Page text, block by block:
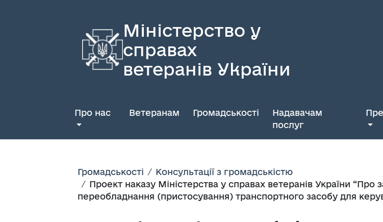
Міністерство у
справах
ветеранів України
Про нас Ветеранам Громадськості
Надавачам
послуг
Громадськості
Консультації з громадськістю
Проект наказу Міністерства у справах ветеранів України
переобладнання (пристосування) транспортного засобу для